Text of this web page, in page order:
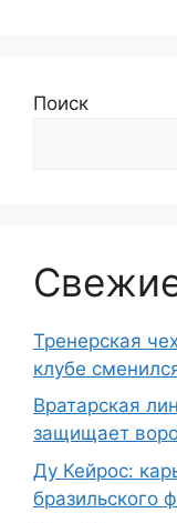
Поиск
Тренерская
клубе
Вратарская
защищает
Ду Кейрос:
бразильского